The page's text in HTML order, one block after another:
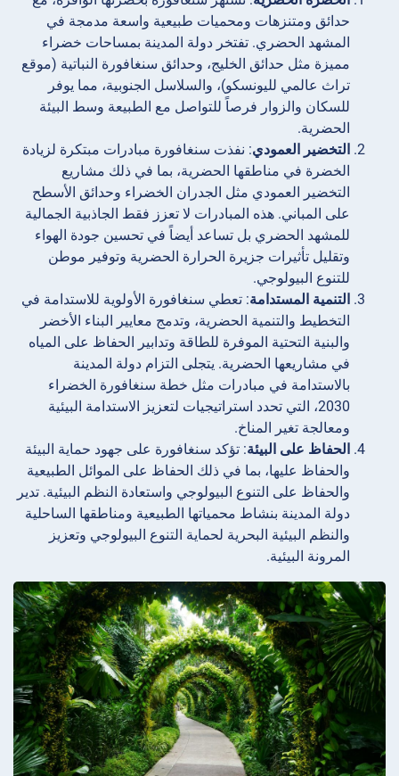
حدائق ومتنزهات ومحميات طبيعية واسعة مدمجة في
المشهد الحضري. تفتخر دولة المدينة بمساحات خضراء
مميزة مثل حدائق الخليج، وحدائق سنغافورة النباتية (موقع
تراث عالمي لليونسكو)، والسلاسل الجنوبية، مما يوفر
للسكان والزوار فرصاً للتواصل مع الطبيعة وسط البيئة
الحضرية.
التخضير العمودي: نفذت سنغافورة مبادرات مبتكرة لزيادة
الخضرة في مناطقها الحضرية، بما في ذلك مشاريع
التخضير العمودي مثل الجدران الخضراء وحدائق الأسطح
على المباني. هذه المبادرات لا تعزز فقط الجاذبية الجمالية
للمشهد الحضري بل تساعد أيضاً في تحسين جودة الهواء
وتقليل تأثيرات جزيرة الحرارة الحضرية وتوفير موطن
للتنوع البيولوجي.
التنمية المستدامة: تعطي سنغافورة الأولوية للاستدامة في
التخطيط والتنمية الحضرية، وتدمج معايير البناء الأخضر
والبنية التحتية الموفرة للطاقة وتدابير الحفاظ على المياه
في مشاريعها الحضرية. يتجلى التزام دولة المدينة
بالاستدامة في مبادرات مثل خطة سنغافورة الخضراء
2030، التي تحدد استراتيجيات لتعزيز الاستدامة البيئية
ومعالجة تغير المناخ.
الحفاظ على البيئة: تؤكد سنغافورة على جهود حماية البيئة
والحفاظ عليها، بما في ذلك الحفاظ على الموائل الطبيعية
والحفاظ على التنوع البيولوجي واستعادة النظم البيئية. تدير
دولة المدينة بنشاط محمياتها الطبيعية ومناطقها الساحلية
والنظم البيئية البحرية لحماية التنوع البيولوجي وتعزيز
المرونة البيئية.